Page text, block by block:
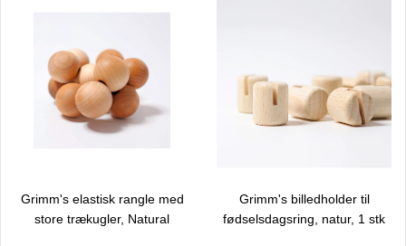
Grimm's elastisk rangle med
store trækugler, Natural
Grimm's billedholder til
fødselsdagsring, natur, 1 stk